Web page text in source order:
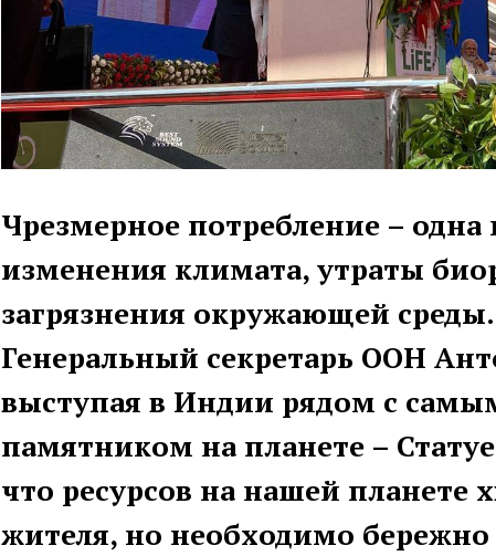
Чрезмерное потребление –
изменения климата, утраты
загрязнения окружающей
Генеральный секретарь ООН
выступая в Индии рядом с
памятником на планете –
что ресурсов на нашей планете
жителя, но необходимо